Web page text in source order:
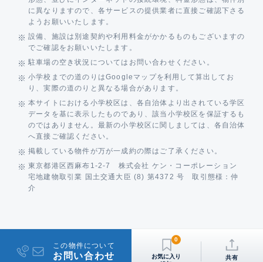
に異なりますので、各サービスの提供業者に直接ご確認下さる
ようお願いいたします。
設備、施設は別途契約や利用料金がかかるものもございますの
でご確認をお願いいたします。
駐車場の空き状況についてはお問い合わせください。
小学校までの道のりはGoogleマップを利用して算出してお
り、実際の道のりと異なる場合があります。
本サイトにおける小学校区は、各自治体より出されている学区
データを基に表示したものであり、該当小学校区を保証するも
のではありません。最新の小学校区に関しましては、各自治体
へ直接ご確認ください。
掲載している物件が万が一成約の際はご了承ください。
東京都港区西麻布1-2-7 株式会社 ケン・コーポレーション
宅地建物取引業 国土交通大臣 (8) 第4372 号 取引態様：仲
介
この物件について
お問い合わせ
0
共有